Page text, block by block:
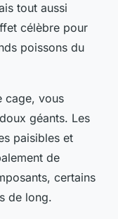
tout aussi
célèbre pour
poissons du
cage, vous
géants. Les
paisibles et
de
certains
de long.